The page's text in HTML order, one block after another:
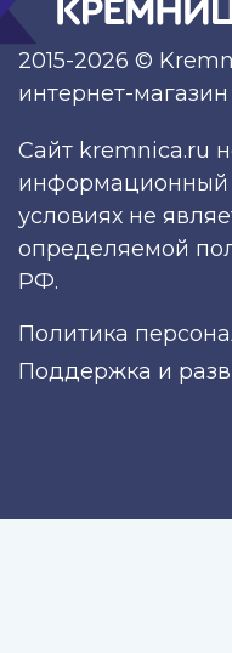
2015-2026 ©
интернет-магазин
Сайт kremnica.ru
информационный
условиях не
определяемой
РФ.
Политика
Поддержка и